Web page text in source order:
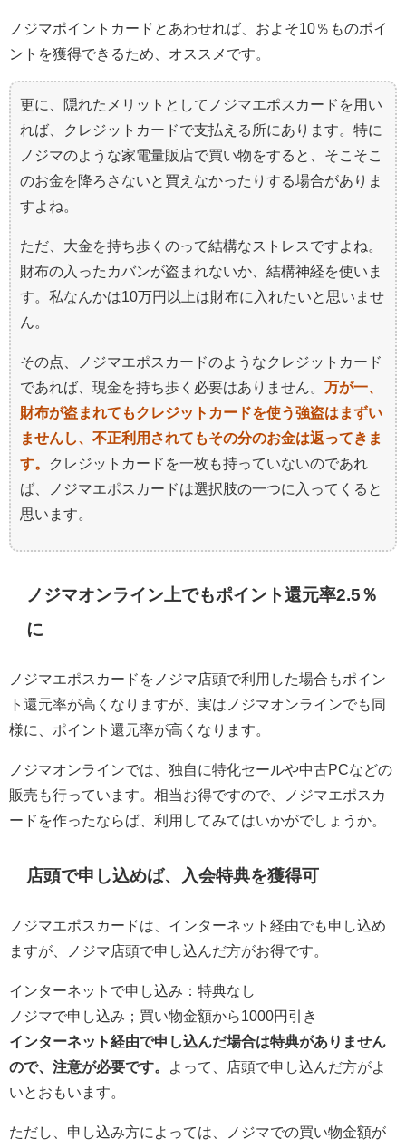
ノジマポイントカードとあわせれば、およそ10％ものポイ
ントを獲得できるため、オススメです。
更に、隠れたメリットとしてノジマエポスカードを用い
れば、クレジットカードで支払える所にあります。特に
ノジマのような家電量販店で買い物をすると、そこそこ
のお金を降ろさないと買えなかったりする場合がありま
すよね。
ただ、大金を持ち歩くのって結構なストレスですよね。
財布の入ったカバンが盗まれないか、結構神経を使いま
す。私なんかは10万円以上は財布に入れたいと思いませ
ん。
その点、ノジマエポスカードのようなクレジットカード
であれば、現金を持ち歩く必要はありません。 万が一、
財布が盗まれてもクレジットカードを使う強盗はまずい
ませんし、不正利用されてもその分のお金は返ってきま
す。
クレジットカードを一枚も持っていないのであれ
ば、ノジマエポスカードは選択肢の一つに入ってくると
思います。
ノジマオンライン上でもポイント還元率2.5％
に
ノジマエポスカードをノジマ店頭で利用した場合もポイン
ト還元率が高くなりますが、実はノジマオンラインでも同
様に、ポイント還元率が高くなります。
ノジマオンラインでは、独自に特化セールや中古PCなどの
販売も行っています。相当お得ですので、ノジマエポスカ
ードを作ったならば、利用してみてはいかがでしょうか。
店頭で申し込めば、入会特典を獲得可
ノジマエポスカードは、インターネット経由でも申し込め
ますが、ノジマ店頭で申し込んだ方がお得です。
インターネットで申し込み：特典なし
ノジマで申し込み；買い物金額から1000円引き
インターネット経由で申し込んだ場合は特典がありません
ので、注意が必要です。
よって、店頭で申し込んだ方がよ
いとおもいます。
ただし、申し込み方によっては、ノジマでの買い物金額が